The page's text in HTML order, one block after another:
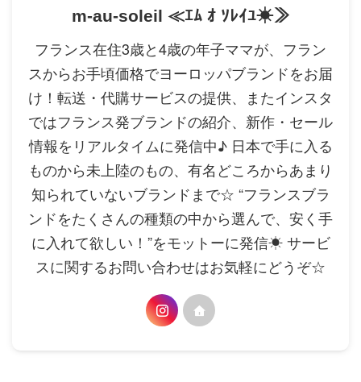
m-au-soleil ≪ｴﾑ ｵ ｿﾚｲﾕ☀≫
フランス在住3歳と4歳の年子ママが、フラン
スからお手頃価格でヨーロッパブランドをお届
け！転送・代購サービスの提供、またインスタ
ではフランス発ブランドの紹介、新作・セール
情報をリアルタイムに発信中♪ 日本で手に入る
ものから未上陸のもの、有名どころからあまり
知られていないブランドまで☆ “フランスブラ
ンドをたくさんの種類の中から選んで、安く手
に入れて欲しい！”をモットーに発信☀ サービ
スに関するお問い合わせはお気軽にどうぞ☆